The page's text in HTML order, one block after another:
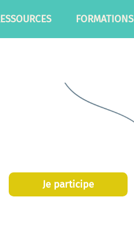
FORMATIONS
Je participe